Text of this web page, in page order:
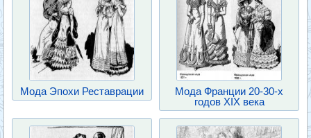
Мода Эпохи Реставрации
Мода Франции 20-30-х
годов XIX века